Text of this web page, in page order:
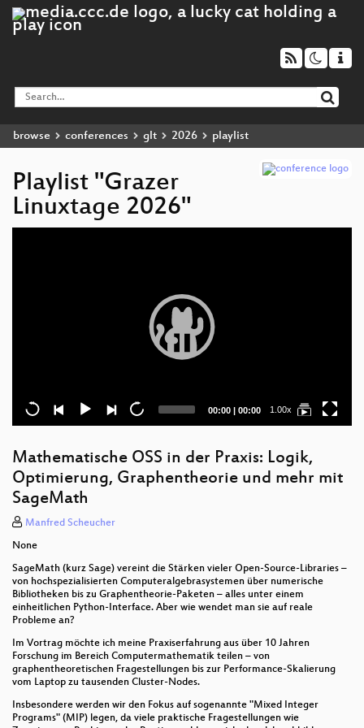
browse conferences glt 2026 playlist
Playlist "Grazer
Linuxtage 2026"
Current
00:00 | Total
00:00 1.00x
Mathematische OSS in der Praxis: Logik,
Optimierung, Graphentheorie und mehr mit
SageMath
Manfred Scheucher
None
SageMath (kurz Sage) vereint die Stärken vieler Open-Source-Libraries –
von hochspezialisierten Computeralgebrasystemen über numerische
Bibliotheken bis zu Graphentheorie-Paketen – alles unter einem
einheitlichen Python-Interface. Aber wie wendet man sie auf reale
Probleme an?
Im Vortrag möchte ich meine Praxiserfahrung aus über 10 Jahren
Forschung im Bereich Computermathematik teilen – von
graphentheoretischen Fragestellungen bis zur Performance-Skalierung
vom Laptop zu tausenden Cluster-Nodes.
Insbesondere werden wir den Fokus auf sogenannte "Mixed Integer
Programs" (MIP) legen, da viele praktische Fragestellungen wie